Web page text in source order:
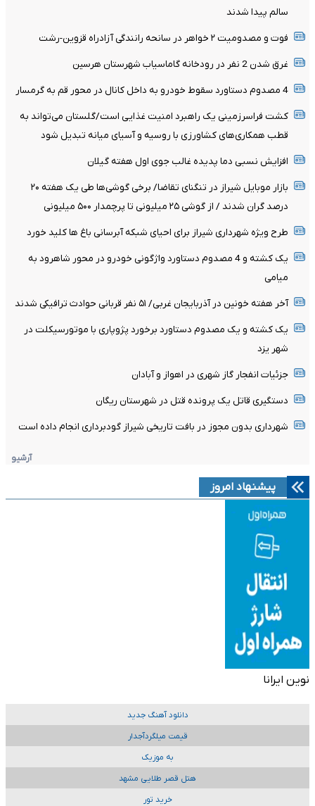
سالم پیدا شدند
فوت و مصدومیت ۲ خواهر در سانحه رانندگی آزادراه قزوین-رشت
غرق شدن 2 نفر در رودخانه گاماسیاب شهرستان هرسین
4 مصدوم دستاورد سقوط خودرو به داخل کانال در محور قم به گرمسار
کشت فراسرزمینی یک راهبرد امنیت غذایی است/گلستان می‌تواند به
قطب همکاری‌های کشاورزی با روسیه و آسیای میانه تبدیل شود
افزایش نسبی دما پدیده غالب جوی اول هفته گیلان
بازار موبایل شیراز در تنگنای تقاضا/ برخی گوشی‌ها طی یک هفته ۲۰
درصد گران شدند / از گوشی ۲۵ میلیونی تا پرچمدار ۵۰۰ میلیونی
طرح ویژه شهرداری شیراز برای احیای شبکه آبرسانی باغ ها کلید خورد
یک کشته و 4 مصدوم دستاورد واژگونی خودرو در محور شاهرود به
میامی
آخر هفته خونین در آذربایجان غربی/ ۵۱ نفر قربانی حوادث ترافیکی شدند
یک کشته و یک مصدوم دستاورد برخورد پژوپاری با موتورسیکلت در
شهر یزد
جزئیات انفجار گاز شهری در اهواز و آبادان
دستگیری قاتل یک پرونده قتل در شهرستان ریگان
شهرداری بدون مجوز در بافت تاریخی شیراز گودبرداری انجام داده است
آرشیو
پیشنهاد امروز
نوین ایرانا
دانلود آهنگ جدید
قیمت میلگردآجدار
به موزیک
هتل قصر طلایی مشهد
خرید تور